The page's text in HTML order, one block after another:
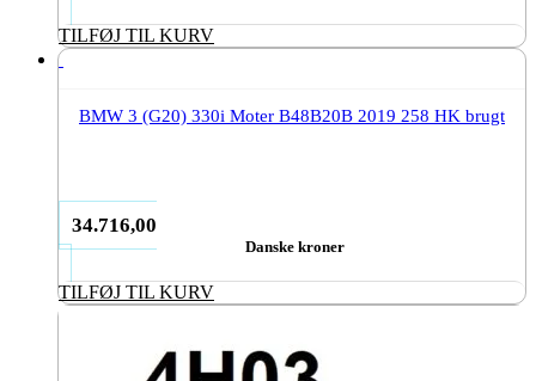
TILFØJ TIL KURV
BMW 3 (G20) 330i Moter B48B20B 2019 258 HK brugt
34.716,00
Danske kroner
TILFØJ TIL KURV